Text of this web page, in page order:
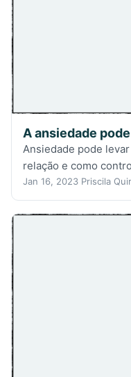
A ansiedade
Ansiedade pode
relação e como
Jan 16, 2023 Priscila